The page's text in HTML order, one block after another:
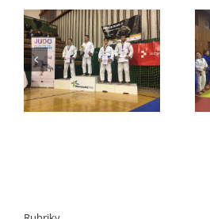
Zprávy z Kyrgyzstánu